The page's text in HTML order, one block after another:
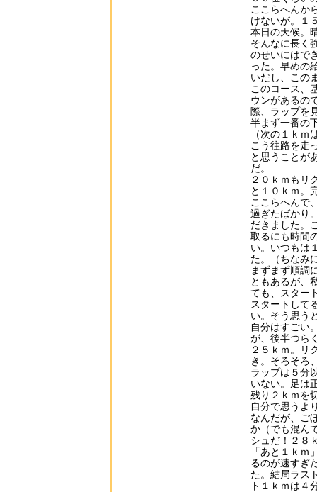
ここらへんか
けないが。１
本日の天候。
そんなに長く
のせいにはで
った。早めの
いだし、この
このコース、
ウンがあるの
際、ラップを
半まず一番の
（次の１ｋ
こう往路を走
と思うことが
だ。
２０ｋｍもリ
と１０ｋｍ。
ここらへんで
過ぎたばかり
だきました。
取るにも時間
い。いつもは
た。（ちなみ
まずまず順調
ともあるが、
ても、スター
スタートして
い。そう思う
自分はすごい
が、後半つら
２５ｋｍ。リ
き。そろそろ
ラップは５分
いない。足は
残り２ｋｍを
自分で思うよ
なんだが、ご
か（でも混ん
シュだ！２８
「あと１ｋ
るのが速すぎ
た。結局ラス
ト１ｋｍは４